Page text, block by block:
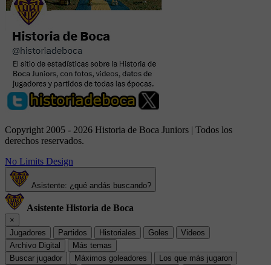
Copyright 2005 - 2026 Historia de Boca Juniors | Todos los
derechos reservados.
No Limits Design
Asistente: ¿qué andás buscando?
Asistente Historia de Boca
×
Jugadores
Partidos Historiales Goles
Videos
Archivo Digital
Más temas
Buscar jugador
Máximos goleadores
Los que más jugaron